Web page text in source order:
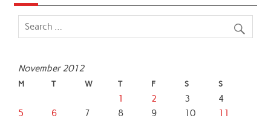
November 2012
M T W T F S S
1 2 3
4
5
6 7 8 9 10
11